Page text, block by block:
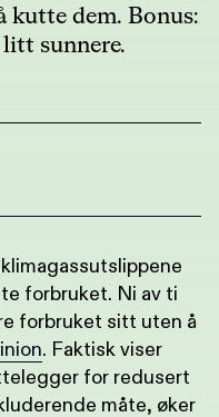
kutte dem. Bonus:
litt sunnere.
forbruket. Ni av ti
forbruket sitt uten å
. Faktisk viser
for redusert
måte, øker